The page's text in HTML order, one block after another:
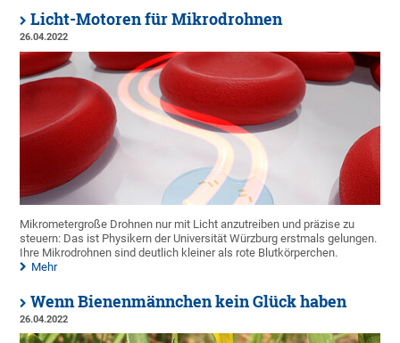
Licht-Motoren für Mikrodrohnen
26.04.2022
Mikrometergroße Drohnen nur mit Licht anzutreiben und präzise zu
steuern: Das ist Physikern der Universität Würzburg erstmals gelungen.
Ihre Mikrodrohnen sind deutlich kleiner als rote Blutkörperchen.
Mehr
Wenn Bienenmännchen kein Glück haben
26.04.2022